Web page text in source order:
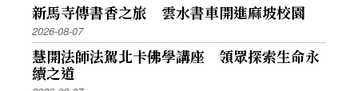
新馬寺傳書香之旅 雲水書車開進麻坡校園
2026-08-07
慧開法師法駕北卡佛學講座 領眾探索生命永
續之道